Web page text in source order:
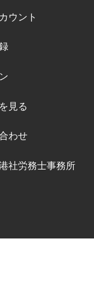
ウント
見る
わせ
社労務士事務所